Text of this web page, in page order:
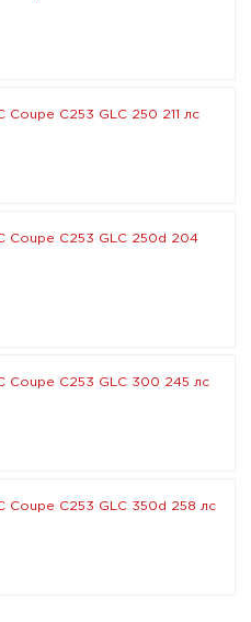
Coupe C253 GLC 250 211 лс
Coupe C253 GLC 250d 204
Coupe C253 GLC 300 245 лс
Coupe C253 GLC 350d 258 лс